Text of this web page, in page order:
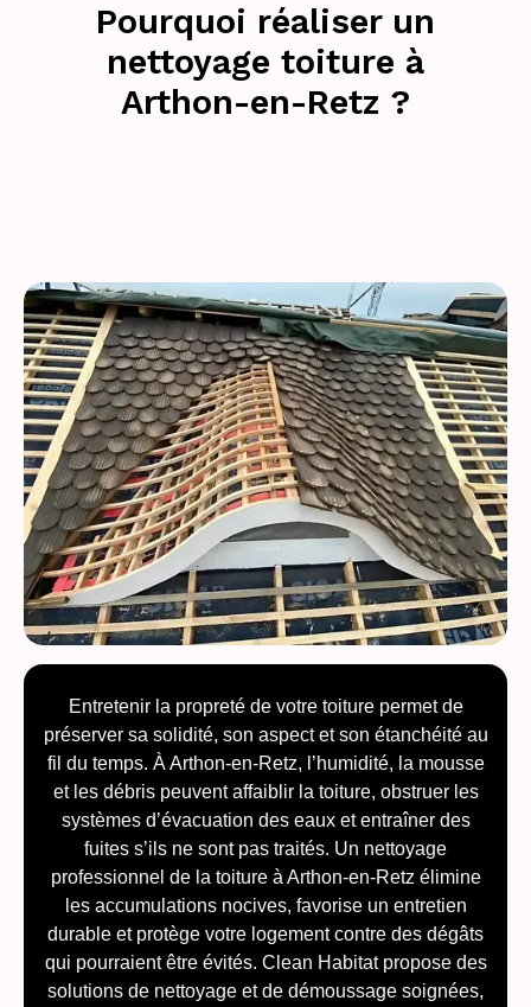
Pourquoi réaliser un
nettoyage toiture à
Arthon-en-Retz ?
Entretenir la propreté de votre toiture permet de
préserver sa solidité, son aspect et son étanchéité au
fil du temps. À Arthon-en-Retz, l’humidité, la mousse
et les débris peuvent affaiblir la toiture, obstruer les
systèmes d’évacuation des eaux et entraîner des
fuites s’ils ne sont pas traités. Un nettoyage
professionnel de la toiture à Arthon-en-Retz élimine
les accumulations nocives, favorise un entretien
durable et protège votre logement contre des dégâts
qui pourraient être évités. Clean Habitat propose des
solutions de nettoyage et de démoussage soignées,